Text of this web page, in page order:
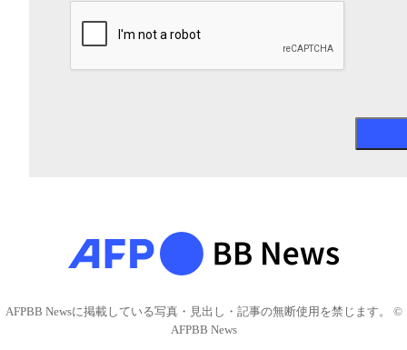
AFPBB Newsに掲載している写真・見出し・記事の無断使用を禁じます。 ©
AFPBB News